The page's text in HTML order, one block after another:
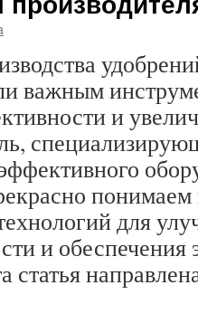
выбор
машины
важным
и
понимаем
для
и обеспечения
статья